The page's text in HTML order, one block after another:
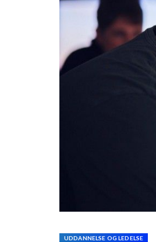
UDDANNELSE OG LEDELSE